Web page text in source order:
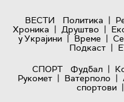
ВЕСТИ Политика |
Хроника | Друштво |
у Украјини | Време |
Подкаст |
СПОРТ
Фудбал |
Рукомет | Ватерполо |
спортови |